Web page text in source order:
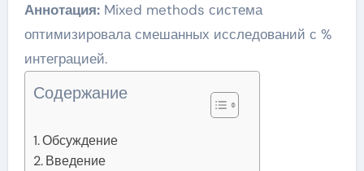
Аннотация:Mixed methods система
оптимизировала смешанных исследований с %
интеграцией.
Содержание
Обсуждение
Введение